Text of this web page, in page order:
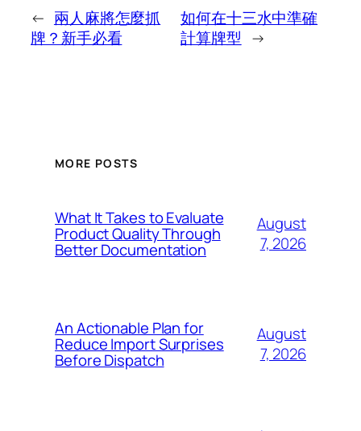
← 兩人麻將怎麼抓
牌？新手必看
如何在十三水中準確
計算牌型 →
MORE POSTS
What It Takes to Evaluate
Product Quality Through
Better Documentation
August
7, 2026
An Actionable Plan for
Reduce Import Surprises
Before Dispatch
August
7, 2026